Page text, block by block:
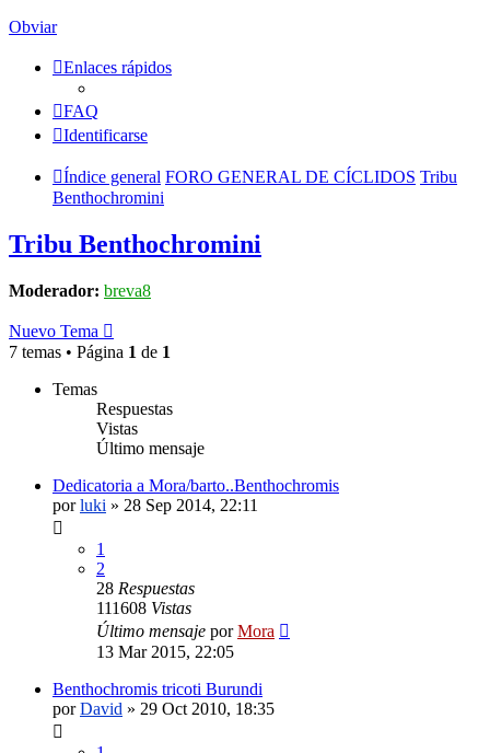
Obviar
Enlaces rápidos
FAQ
Identificarse
Índice general FORO GENERAL DE CÍCLIDOS Tribu
Benthochromini
Tribu Benthochromini
Moderador: breva8
Nuevo Tema
7 temas • Página 1 de 1
Temas
Respuestas
Vistas
Último mensaje
Dedicatoria a Mora/barto..Benthochromis
porluki » 28 Sep 2014, 22:11
1
2
28 Respuestas
111608 Vistas
Último mensaje porMora
13 Mar 2015, 22:05
Benthochromis tricoti Burundi
porDavid » 29 Oct 2010, 18:35